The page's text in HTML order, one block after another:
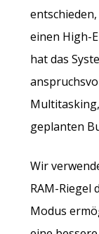
einen High-
hat das
geplanten
Wir
RAM-Riegel
Modus